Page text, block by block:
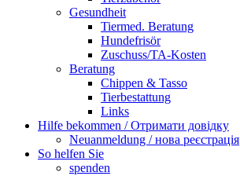
Gesundheit
Tiermed. Beratung
Hundefrisör
Zuschuss/TA-Kosten
Beratung
Chippen & Tasso
Tierbestattung
Links
Hilfe bekommen / Отримати довідку
Neuanmeldung / нова реєстрація
So helfen Sie
spenden